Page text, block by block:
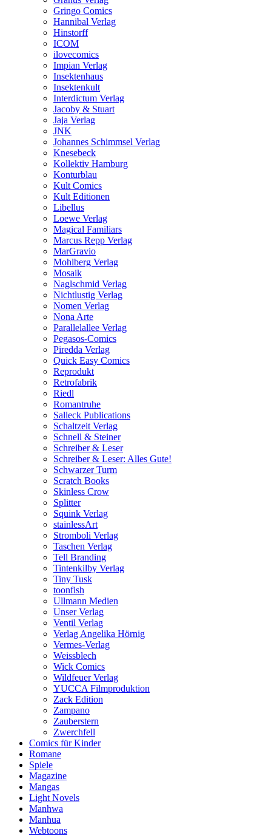
Gringo Comics
Hannibal Verlag
Hinstorff
ICOM
ilovecomics
Impian Verlag
Insektenhaus
Insektenkult
Interdictum Verlag
Jacoby & Stuart
Jaja Verlag
JNK
Johannes Schimmsel Verlag
Knesebeck
Kollektiv Hamburg
Konturblau
Kult Comics
Kult Editionen
Libellus
Loewe Verlag
Magical Familiars
Marcus Repp Verlag
MarGravio
Mohlberg Verlag
Mosaik
Naglschmid Verlag
Nichtlustig Verlag
Nomen Verlag
Nona Arte
Parallelallee Verlag
Pegasos-Comics
Piredda Verlag
Quick Easy Comics
Reprodukt
Retrofabrik
Riedl
Romantruhe
Salleck Publications
Schaltzeit Verlag
Schnell & Steiner
Schreiber & Leser
Schreiber & Leser: Alles Gute!
Schwarzer Turm
Scratch Books
Skinless Crow
Splitter
Squink Verlag
stainlessArt
Stromboli Verlag
Taschen Verlag
Tell Branding
Tintenkilby Verlag
Tiny Tusk
toonfish
Ullmann Medien
Unser Verlag
Ventil Verlag
Verlag Angelika Hörnig
Vermes-Verlag
Weissblech
Wick Comics
Wildfeuer Verlag
YUCCA Filmproduktion
Zack Edition
Zampano
Zauberstern
Zwerchfell
Comics für Kinder
Romane
Spiele
Magazine
Mangas
Light Novels
Manhwa
Manhua
Webtoons